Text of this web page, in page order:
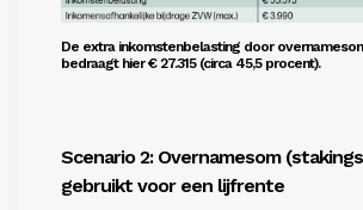
De extra inkomstenbelasting door
bedraagt hier € 27.315 (circa 45,5 procent).
Scenario 2: Overnamesom
gebruikt voor een lijfrente